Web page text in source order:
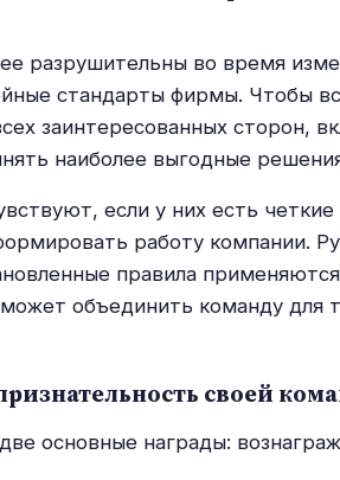
разрушительны во время
стандарты фирмы. Чтобы
заинтересованных сторон,
наиболее выгодные
если у них есть
работу компании.
правила
объединить команду для
своей
основные награды: